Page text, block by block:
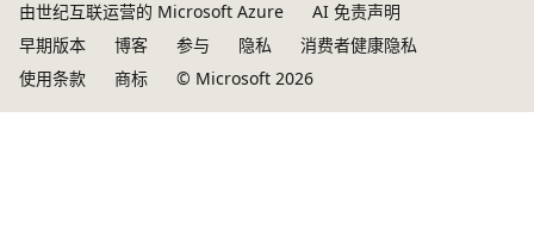
由世纪互联运营的 Microsoft Azure
AI 免责声明
早期版本
博客 参与 隐私
消费者健康隐私
使用条款
商标 © Microsoft 2026